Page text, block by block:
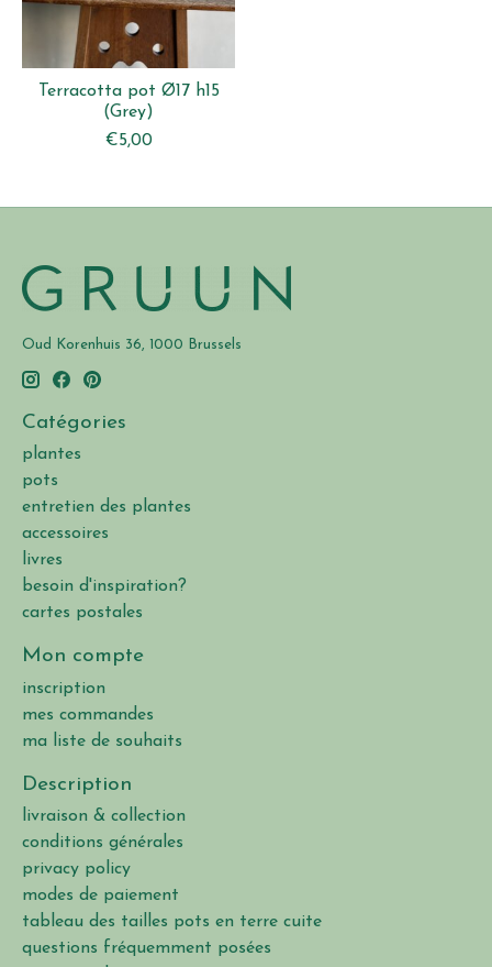
Terracotta pot Ø17 h15
(Grey)
€5,00
Oud Korenhuis 36, 1000 Brussels
Catégories
plantes
pots
entretien des plantes
accessoires
livres
besoin d'inspiration?
cartes postales
Mon compte
inscription
mes commandes
ma liste de souhaits
Description
livraison & collection
conditions générales
privacy policy
modes de paiement
tableau des tailles pots en terre cuite
questions fréquemment posées